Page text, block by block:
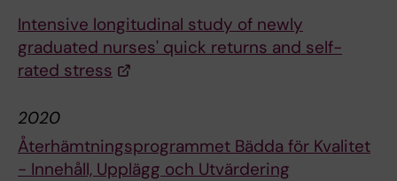
Intensive longitudinal study of newly
graduated nurses' quick returns and self-
rated stress
2020
Återhämtningsprogrammet Bädda för Kvalitet
- Innehåll, Upplägg och Utvärdering